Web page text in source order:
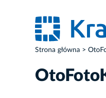
Strona główna